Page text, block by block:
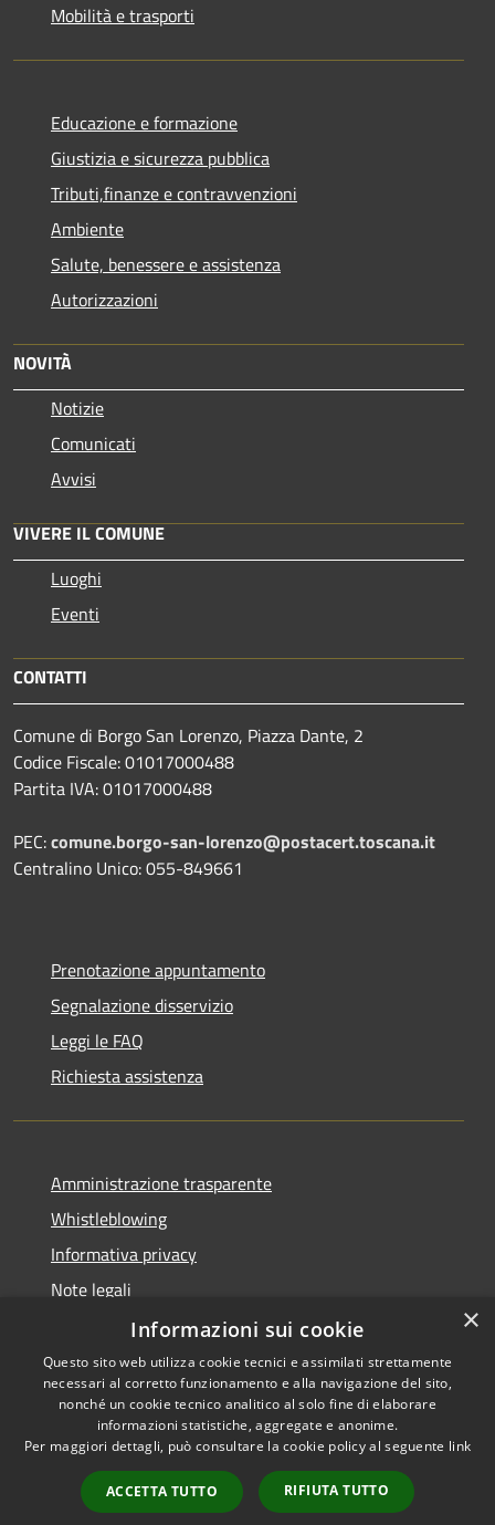
Mobilità e trasporti
Educazione e formazione
Giustizia e sicurezza pubblica
Tributi,finanze e contravvenzioni
Ambiente
Salute, benessere e assistenza
Autorizzazioni
NOVITÀ
Notizie
Comunicati
Avvisi
VIVERE IL COMUNE
Luoghi
Eventi
CONTATTI
Comune di Borgo San Lorenzo, Piazza Dante, 2
Codice Fiscale: 01017000488
Partita IVA: 01017000488
PEC:comune.borgo-san-lorenzo@postacert.toscana.it
Centralino Unico: 055-849661
Prenotazione appuntamento
Segnalazione disservizio
Leggi le FAQ
Richiesta assistenza
Amministrazione trasparente
Whistleblowing
Informativa privacy
Note legali
Dichiarazione di accessibilità
RSS
Accessibilità
Copyright © 2026 • Comune di
byMunicipium
Accesso
redazione
×
Informazioni sui cookie
Questo sito web utilizza cookie tecnici e assimilati strettamente
necessari al corretto funzionamento e alla navigazione del sito,
nonché un cookie tecnico analitico al solo fine di elaborare
informazioni statistiche, aggregate e anonime.
Per maggiori dettagli, può consultare la cookie policy al seguente link
ACCETTA TUTTO RIFIUTA TUTTO